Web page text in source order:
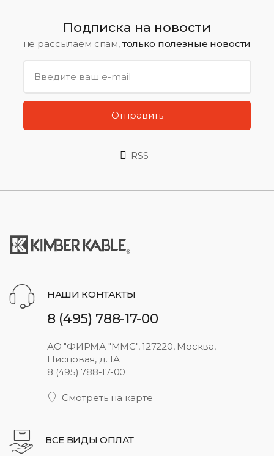
Подписка на новости
не рассылаем спам,только полезные новости
Отправить
RSS
НАШИ КОНТАКТЫ
8 (495) 788-17-00
АО "ФИРМА "ММС", 127220, Москва,
Писцовая, д. 1А
8 (495) 788-17-00
Смотреть на карте
ВСЕ ВИДЫ ОПЛАТ